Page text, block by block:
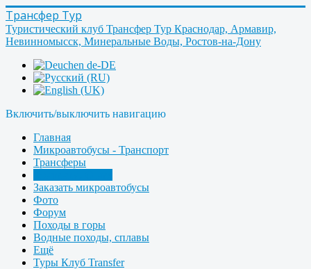
Трансфер Тур
Туристический клуб Трансфер Тур Краснодар, Армавир,
Невинномысск, Минеральные Воды, Ростов-на-Дону
Включить/выключить навигацию
Главная
Микроавтобусы - Транспорт
Трансферы
Заказать микроавтобусы
Фото
Форум
Походы в горы
Водные походы, сплавы
Ещё
Туры Клуб Transfer